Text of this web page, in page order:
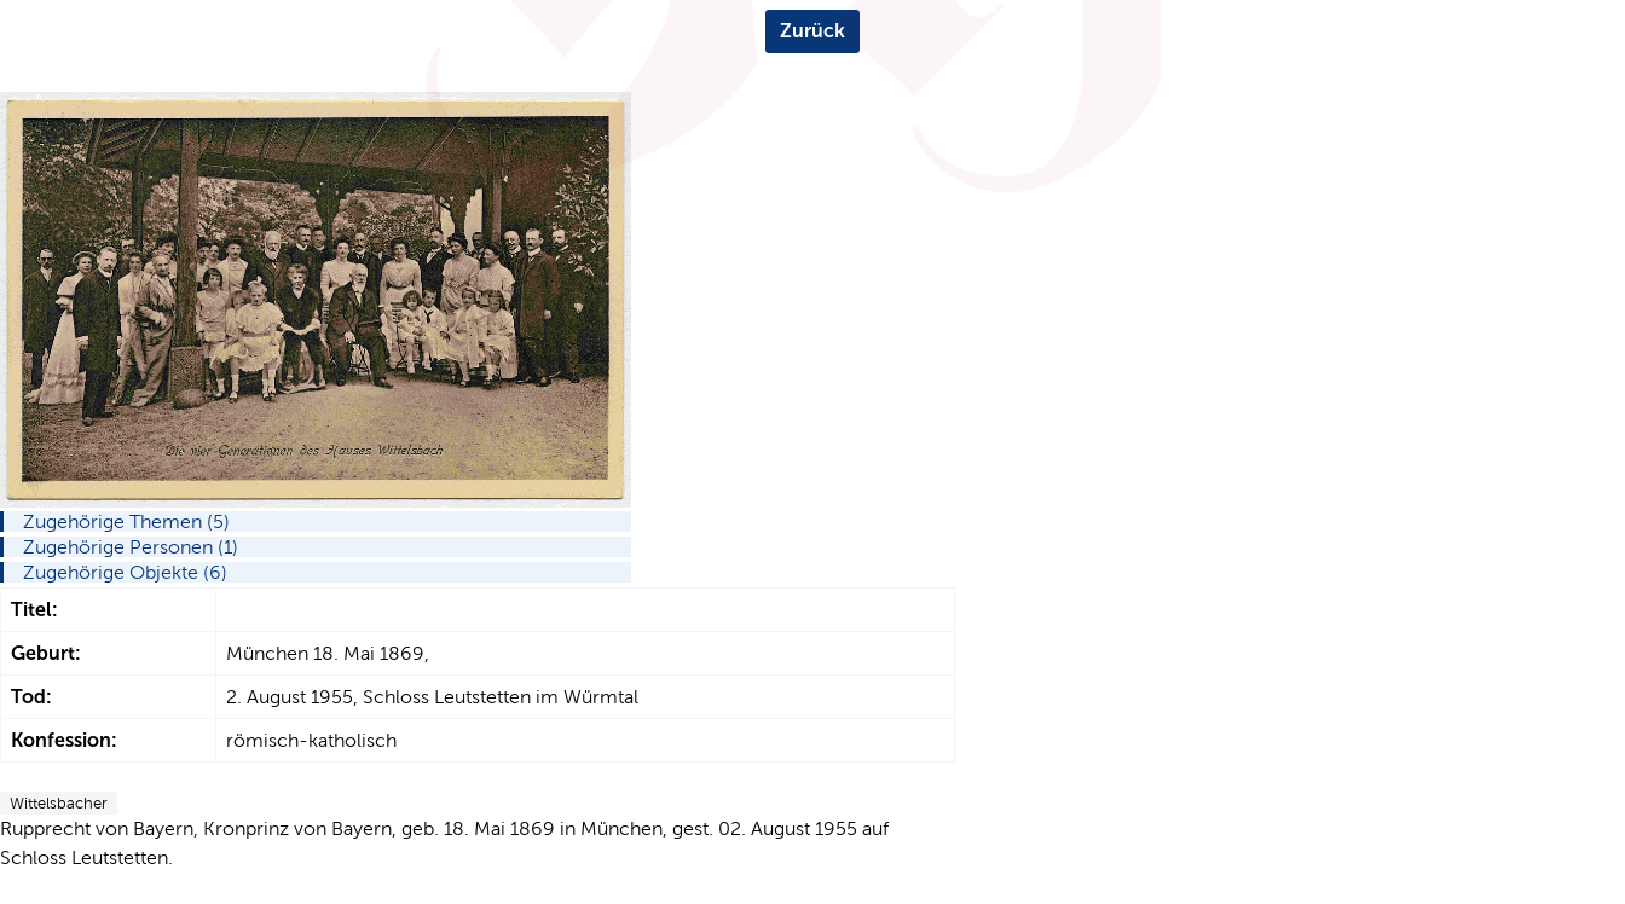
Zurück
Zugehörige Themen (5)
Zugehörige Personen (1)
Zugehörige Objekte (6)
Titel:
Geburt:
München 18. Mai 1869,
Tod: 2. August 1955, Schloss Leutstetten im Würmtal
Konfession: römisch-katholisch
Wittelsbacher
Rupprecht von Bayern, Kronprinz von Bayern, geb. 18. Mai 1869 in München, gest. 02. August 1955 auf
Schloss Leutstetten.